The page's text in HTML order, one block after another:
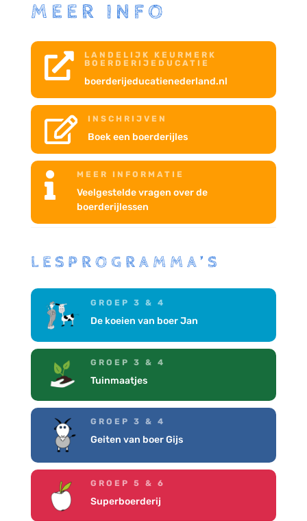
MEER INFO

LANDELIJK KEURMERK
BOERDERIJEDUCATIE
boerderijeducatienederland.nl
 INSCHRIJVEN
Boek een boerderijles
 MEER INFORMATIE
Veelgestelde vragen over de
boerderijlessen
LESPROGRAMMA’S
GROEP 3 & 4
De koeien van boer Jan
GROEP 3 & 4
Tuinmaatjes
GROEP 3 & 4
Geiten van boer Gijs
GROEP 5 & 6
Superboerderij